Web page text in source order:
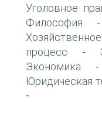
Уголовное
Философия
процесс -
Экономика
Юридическая
-